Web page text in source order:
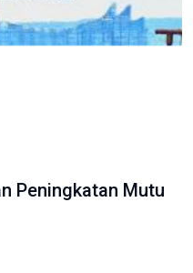
Peningkatan Mutu